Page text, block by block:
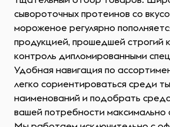
сывороточных протеинов со
мороженое регулярно
продукцией, прошедшей строгий
контроль дипломированными
Удобная навигация по
легко сориентироваться среди
наименований и подобрать
вашей потребности максимально